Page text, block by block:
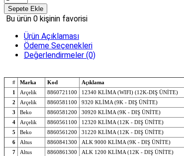
Sepete Ekle
Bu ürün 0 kişinin favorisi
Ürün Açıklaması
Ödeme Seçenekleri
Değerlendirmeler (0)
# Marka Kod
Açıklama
1
Arçelik 8860721100
12340 KLİMA (WIFI) (12K-DIŞ ÜNİTE)
2
Arçelik 8860581100
9320 KLİMA (9K - DIŞ ÜNİTE)
3
Beko 8860581200
30920 KLİMA (9K - DIŞ ÜNİTE)
4
Arçelik 8860561100
12320 KLİMA (12K - DIŞ ÜNİTE)
5
Beko 8860561200
31220 KLİMA (12K - DIŞ ÜNİTE)
6
Altus 8860841300
ALK 9000 KLİMA (9K - DIŞ ÜNİTE)
7
Altus 8860861300
ALK 1200 KLİMA (12K - DIŞ ÜNİTE)